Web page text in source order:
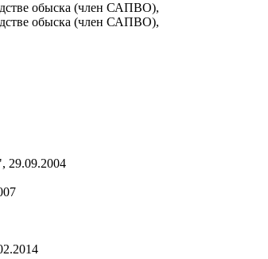
обыска (член САПВО),
обыска (член САПВО),
29.09.2004